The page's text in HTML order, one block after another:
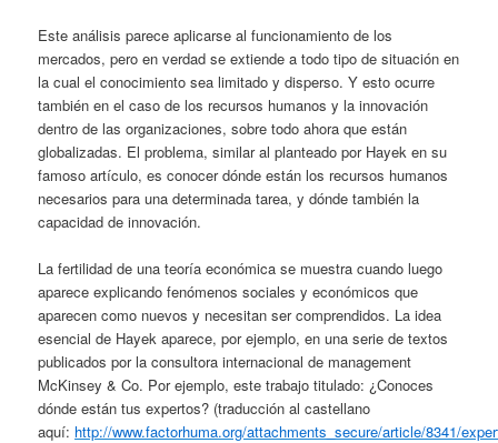
Este análisis parece aplicarse al funcionamiento de los
mercados, pero en verdad se extiende a todo tipo de situación en
la cual el conocimiento sea limitado y disperso. Y esto ocurre
también en el caso de los recursos humanos y la innovación
dentro de las organizaciones, sobre todo ahora que están
globalizadas. El problema, similar al planteado por Hayek en su
famoso artículo, es conocer dónde están los recursos humanos
necesarios para una determinada tarea, y dónde también la
capacidad de innovación.
La fertilidad de una teoría económica se muestra cuando luego
aparece explicando fenómenos sociales y económicos que
aparecen como nuevos y necesitan ser comprendidos. La idea
esencial de Hayek aparece, por ejemplo, en una serie de textos
publicados por la consultora internacional de management
McKinsey & Co. Por ejemplo, este trabajo titulado: ¿Conoces
dónde están tus expertos? (traducción al castellano
aquí: http://www.factorhuma.org/attachments_secure/article/8341/